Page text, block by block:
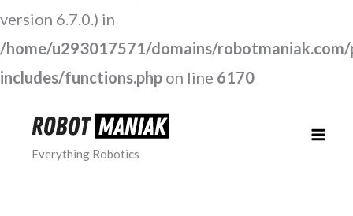
version 6.7.0.) in
/home/u293017571/domains/
includes/functions.php on line 6170
content
Everything Robotics